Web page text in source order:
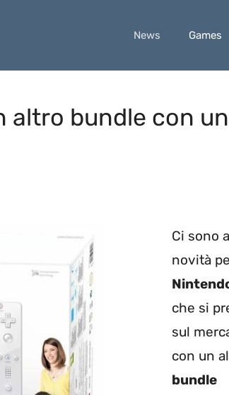
News Games
altro bundle con
Ci sono
novità
che si
sul
con un
bundle